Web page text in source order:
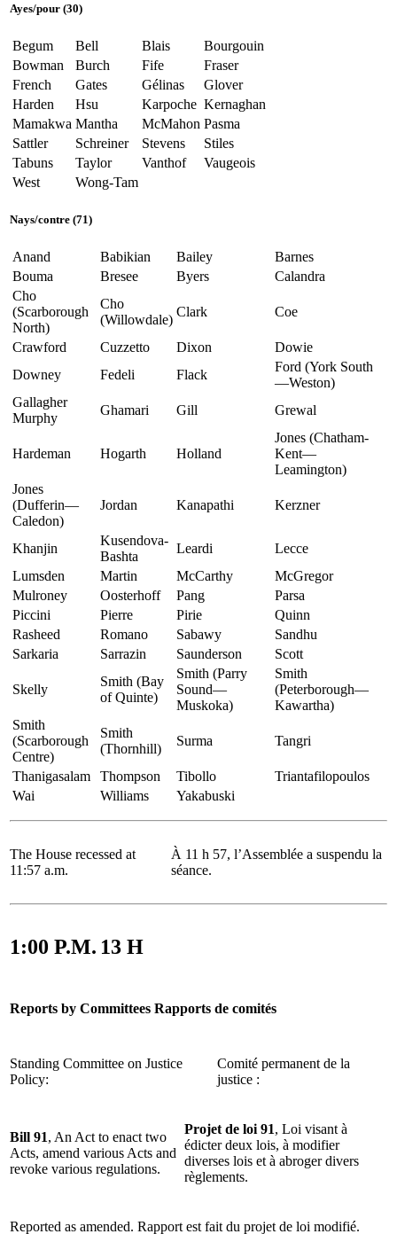
Ayes/pour (30)
Begum Bell Blais
Bourgouin
Bowman
Burch Fife
Fraser
French
Gates Gélinas
Glover
Harden
Hsu Karpoche Kernaghan
Mamakwa Mantha McMahon Pasma
Sattler
Schreiner Stevens
Stiles
Tabuns
Taylor Vanthof
Vaugeois
West
Wong-Tam
Nays/contre (71)
Anand Babikian Bailey
Barnes
Bouma
Bresee Byers
Calandra
Cho
(Scarborough
North)
Cho
(Willowdale)
Clark Coe
Crawford Cuzzetto Dixon
Dowie
Downey
Fedeli Flack
Ford (York South
—Weston)
Gallagher
Murphy
Ghamari Gill Grewal
Hardeman Hogarth Holland
Jones (Chatham-
Kent—
Leamington)
Jones
(Dufferin—
Caledon)
Jordan Kanapathi Kerzner
Khanjin
Kusendova-
Bashta
Leardi
Lecce
Lumsden
Martin McCarthy
McGregor
Mulroney
Oosterhoff Pang
Parsa
Piccini
Pierre Pirie
Quinn
Rasheed
Romano Sabawy
Sandhu
Sarkaria
Sarrazin Saunderson Scott
Skelly
Smith (Bay
of Quinte)
Smith (Parry
Sound—
Muskoka)
Smith
(Peterborough—
Kawartha)
Smith
(Scarborough
Centre)
Smith
(Thornhill)
Surma Tangri
Thanigasalam Thompson Tibollo
Triantafilopoulos
Wai
Williams Yakabuski
The House recessed at
11:57 a.m.
À 11 h 57, l’Assemblée a suspendu la
séance.
1:00 P.M. 13 H
Reports by Committees Rapports de comités
Standing Committee on Justice
Policy:
Comité permanent de la
justice :
Bill 91, An Act to enact two
Acts, amend various Acts and
revoke various regulations.
Projet de loi 91, Loi visant à
édicter deux lois, à modifier
diverses lois et à abroger divers
règlements.
Reported as amended. Rapport est fait du projet de loi modifié.